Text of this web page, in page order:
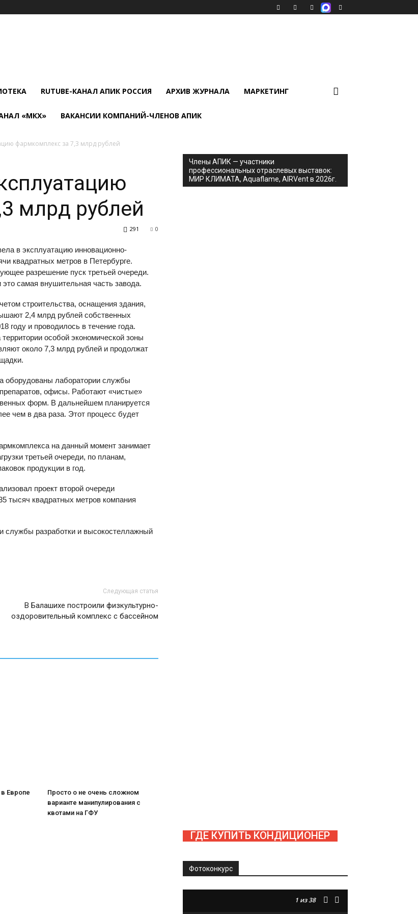
RUTUBE-КАНАЛ АПИК РОССИЯ АРХИВ ЖУРНАЛА МАРКЕТИНГ
«МКХ» ВАКАНСИИ КОМПАНИЙ-ЧЛЕНОВ АПИК
фармкомплекс за 7,3 млрд рублей
млрд рублей
0
291
в эксплуатацию инновационно-
квадратных метров в Петербурге.
разрешение пуск третьей очереди.
самая внушительная часть завода.
строительства, оснащения здания,
2,4 млрд рублей собственных
году и проводилось в течение года.
особой экономической зоны
около 7,3 млрд рублей и продолжат
оборудованы лаборатории службы
офисы. Работают «чистые»
форм. В дальнейшем планируется
чем в два раза. Этот процесс будет
на данный момент занимает
третьей очереди, по планам,
продукции в год.
проект второй очереди
тысяч квадратных метров компания
службы разработки и высокостеллажный
Следующая статья
В Балашихе построили физкультурно-
оздоровительный комплекс с бассейном
Европе
Просто о не очень сложном
варианте манипулирования с
квотами на ГФУ
Члены АПИК — участники
профессиональных отраслевых выставок:
МИР КЛИМАТА, Aquaflame, AIRVent в 2026г.
ГДЕ КУПИТЬ КОНДИЦИОНЕР
Фотоконкурс
1 из 38